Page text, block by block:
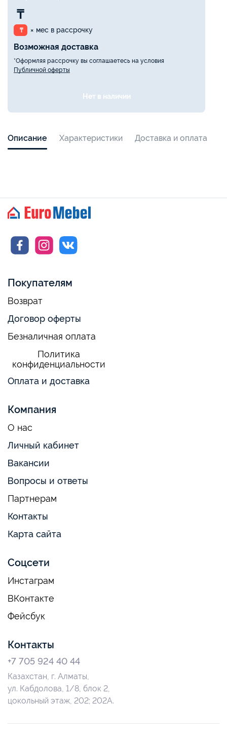
₸
₸ × мес в рассрочку
Возможная доставка
*Оформляя рассрочку вы соглашаетесь на условия
Публичной оферты
Нет в наличии
Описание Характеристики Доставка и оплата
Покупателям
Возврат
Договор оферты
Безналичная оплата
Политика
конфиденциальности
Оплата и доставка
Компания
О нас
Личный кабинет
Вакансии
Вопросы и ответы
Партнерам
Контакты
Карта сайта
Соцсети
Инстаграм
ВКонтакте
Фейсбук
Контакты
+7 705 924 40 44
Казахстан, г. Алматы,
ул. Кабдолова, 1/8, блок 2,
цокольный этаж, 202; 202А.